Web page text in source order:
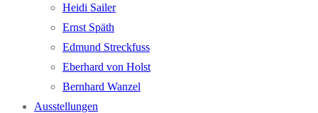
Hei­di Sailer
Ernst Späth
Edmund Streck­fuss
Eber­hard von Holst
Bern­hard Wanzel
Aus­stel­lun­gen